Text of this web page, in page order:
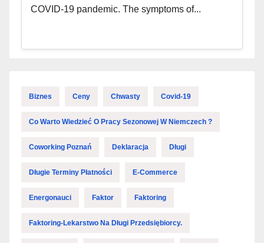
COVID-19 pandemic. The symptoms of...
Biznes Ceny Chwasty Covid-19
Co Warto Wiedzieć O Pracy Sezonowej W Niemczech ?
Coworking Poznań Deklaracja Długi
Długie Terminy Płatności E-Commerce
Energonauci Faktor Faktoring
Faktoring-Lekarstwo Na Długi Przedsiębiorcy.